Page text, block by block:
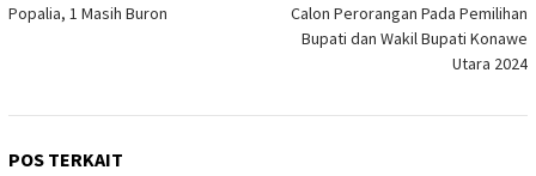
Popalia, 1 Masih Buron
Calon Perorangan Pada Pemilihan
Bupati dan Wakil Bupati Konawe
Utara 2024
POS TERKAIT